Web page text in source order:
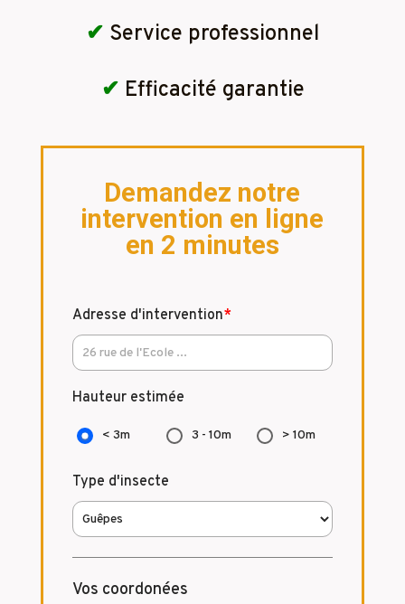
✔ Service professionnel
✔ Efficacité garantie
Demandez notre
intervention en ligne
en 2 minutes
Adresse d'intervention*
Hauteur estimée
< 3m 3 - 10m > 10m
Type d'insecte
Vos coordonées